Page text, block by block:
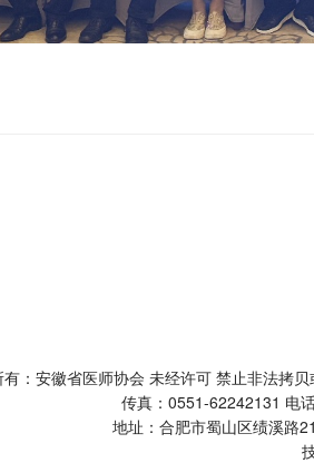
有：安徽省医师协会 未经许可 禁止非法
传真：0551-62242131 电
地址：合肥市蜀山区绩溪路